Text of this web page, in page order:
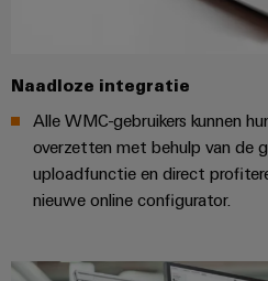
Naadloze integratie
Alle WMC-gebruikers kunnen
overzetten met behulp van de
uploadfunctie en direct
nieuwe online configurator.